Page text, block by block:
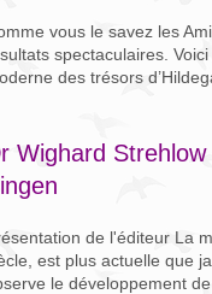
vous le savez les
spectaculaires.
des trésors
Wighard
de l'éditeur La
est plus actuelle que
le développement